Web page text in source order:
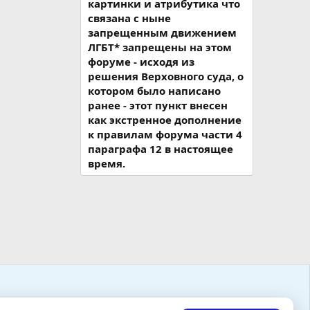
картинки и атрибутика что
связана с ныне
запрещенным движением
ЛГБТ* запрещены на этом
форуме - исходя из
решения Верховного суда, о
котором было написано
ранее - этот пункт внесен
как экстренное дополнение
к правилам форума части 4
параграфа 12 в настоящее
время.